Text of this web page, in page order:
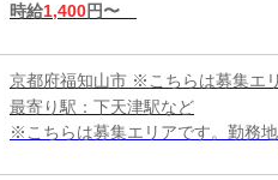
時給1,400円〜
京都府福知山市 ※こちらは募集エ
最寄り駅：下天津駅など
※こちらは募集エリアです。勤務